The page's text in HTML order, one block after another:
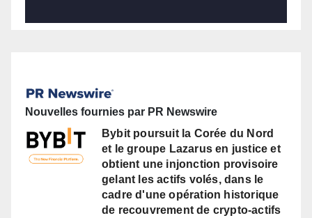
Nouvelles fournies par PR Newswire
Bybit poursuit la Corée du Nord
et le groupe Lazarus en justice et
obtient une injonction provisoire
gelant les actifs volés, dans le
cadre d'une opération historique
de recouvrement de crypto-actifs